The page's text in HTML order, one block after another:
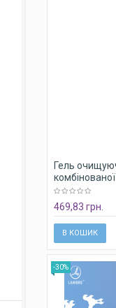
Гель
250 мл
469,83 грн.
В КОШИК
-30%